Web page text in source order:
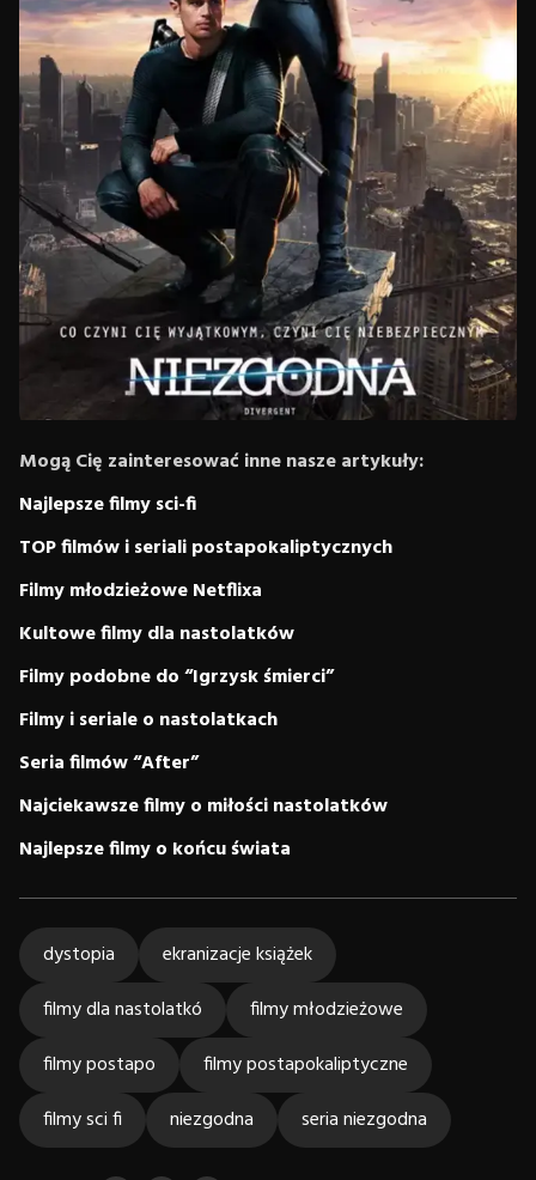
Mogą Cię zainteresować inne nasze artykuły:
Najlepsze filmy sci-fi
TOP filmów i seriali postapokaliptycznych
Filmy młodzieżowe Netflixa
Kultowe filmy dla nastolatków
Filmy podobne do “Igrzysk śmierci”
Filmy i seriale o nastolatkach
Seria filmów “After”
Najciekawsze filmy o miłości nastolatków
Najlepsze filmy o końcu świata
dystopia
ekranizacje książek
filmy dla nastolatkó
filmy młodzieżowe
filmy postapo
filmy postapokaliptyczne
filmy sci fi
niezgodna seria niezgodna